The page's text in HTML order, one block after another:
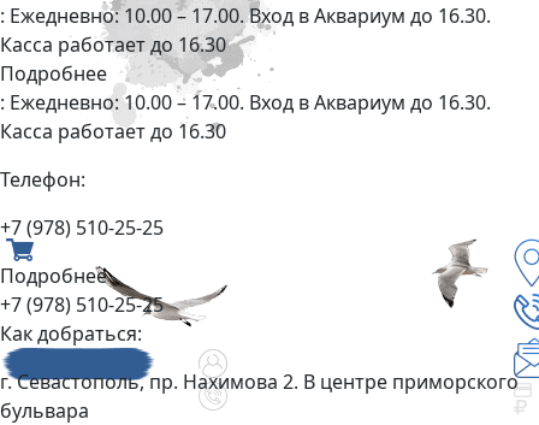
: Ежедневно: 10.00 – 17.00. Вход в Аквариум до 16.30.
Касса работает до 16.30
Подробнее
: Ежедневно: 10.00 – 17.00. Вход в Аквариум до 16.30.
Касса работает до 16.30
Телефон:
+7 (978) 510-25-25
Подробнее
+7 (978) 510-25-25
Как добраться:
г. Севастополь, пр. Нахимова 2. В центре приморского
бульвара